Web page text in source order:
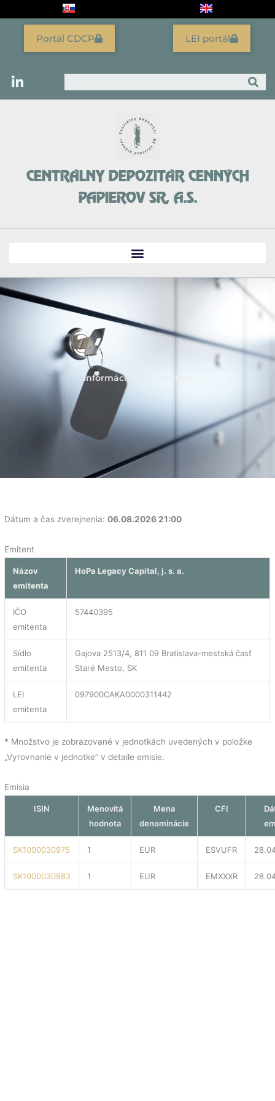
Vyhľadať
LEI portál
Portál CDCP
CENTRÁLNY DEPOZITÁR CENNÝCH
PAPIEROV SR, A.S.
Informácie o emitentovi
Dátum a čas zverejnenia:06.08.2026 21:00
Emitent
Názov
emitenta
HoPa Legacy Capital, j. s. a.
IČO
emitenta
57440395
Sídlo
emitenta
Gajova 2513/4, 811 09 Bratislava-mestská časť
Staré Mesto, SK
LEI
emitenta
097900CAKA0000311442
* Množstvo je zobrazované v jednotkách uvedených v položke
„Vyrovnanie v jednotke“ v detaile emisie.
Emisia
ISIN
Menovitá
hodnota
Mena
denominácie
CFI
SK1000030975 1 EUR ESVUFR
SK1000030983 1 EUR EMXXXR